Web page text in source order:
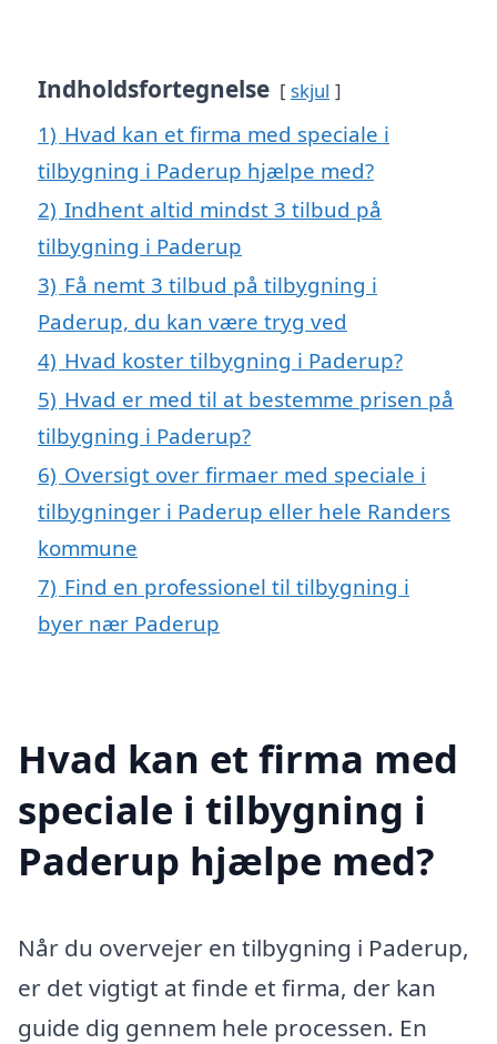
Indholdsfortegnelse skjul
1) Hvad kan et firma med speciale i
tilbygning i Paderup hjælpe med?
2) Indhent altid mindst 3 tilbud på
tilbygning i Paderup
3) Få nemt 3 tilbud på tilbygning i
Paderup, du kan være tryg ved
4) Hvad koster tilbygning i Paderup?
5) Hvad er med til at bestemme prisen på
tilbygning i Paderup?
6) Oversigt over firmaer med speciale i
tilbygninger i Paderup eller hele Randers
kommune
7) Find en professionel til tilbygning i
byer nær Paderup
Hvad kan et firma med
speciale i tilbygning i
Paderup hjælpe med?
Når du overvejer en tilbygning i Paderup,
er det vigtigt at finde et firma, der kan
guide dig gennem hele processen. En